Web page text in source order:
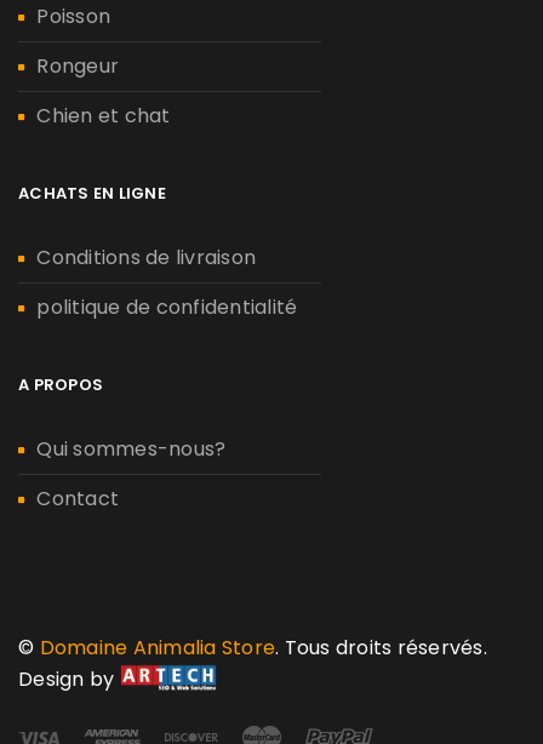
Poisson
Rongeur
Chien et chat
ACHATS EN LIGNE
Conditions de livraison
politique de confidentialité
A PROPOS
Qui sommes-nous?
Contact
© Domaine Animalia Store. Tous droits réservés.
Design by